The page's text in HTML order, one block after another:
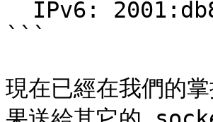
```
現在已經在我們